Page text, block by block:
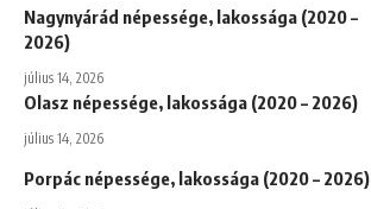
Nagynyárád népessége, lakossága (2020 –
2026)
július 14, 2026
Olasz népessége, lakossága (2020 – 2026)
július 14, 2026
Porpác népessége, lakossága (2020 – 2026)